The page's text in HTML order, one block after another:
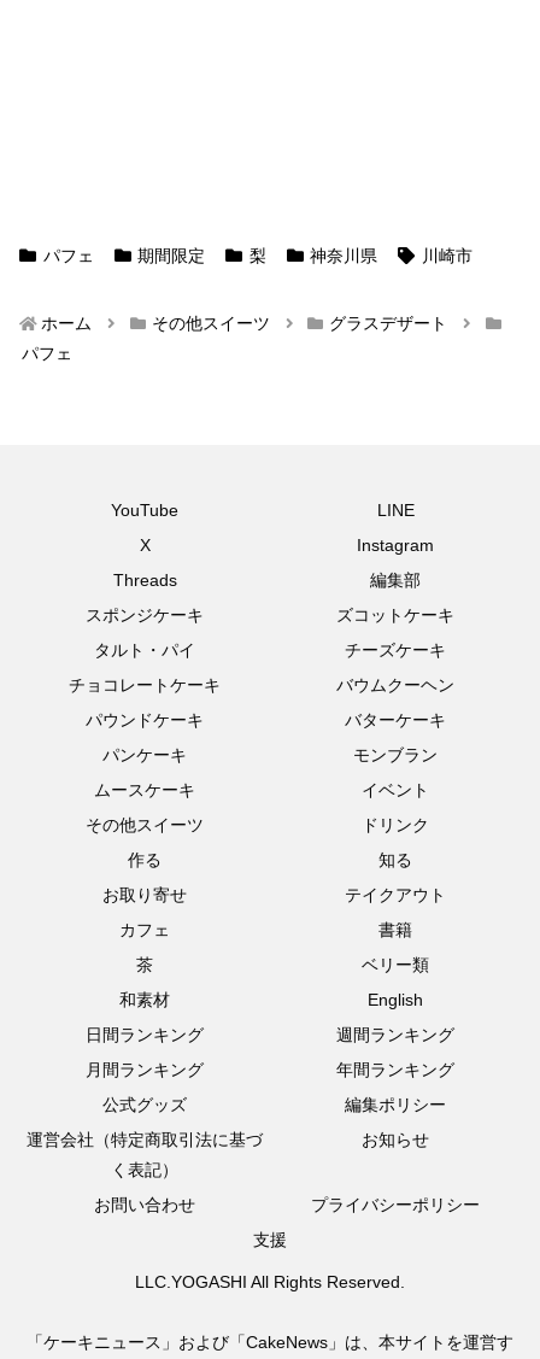
パフェ 期間限定 梨 神奈川県 川崎市
ホーム その他スイーツ
グラスデザート
パフェ
YouTube
LINE
X
Instagram
Threads
編集部
スポンジケーキ
ズコットケーキ
タルト・パイ
チーズケーキ
チョコレートケーキ
バウムクーヘン
パウンドケーキ
バターケーキ
パンケーキ
モンブラン
ムースケーキ
イベント
その他スイーツ
ドリンク
作る
知る
お取り寄せ
テイクアウト
カフェ
書籍
茶
ベリー類
和素材
English
日間ランキング
週間ランキング
月間ランキング
年間ランキング
公式グッズ
編集ポリシー
運営会社（特定商取引法に基づ
く表記）
お知らせ
お問い合わせ
プライバシーポリシー
支援
LLC.YOGASHI All Rights Reserved.
「ケーキニュース」および「CakeNews」は、本サイトを運営す